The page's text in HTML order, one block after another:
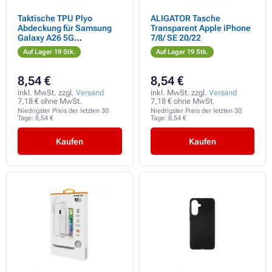
Taktische TPU Plyo
Abdeckung für Samsung
Galaxy A26 5G
Transparent
Auf Lager 19 Stk.
8,54 €
inkl. MwSt. zzgl. Versand
7,18 € ohne MwSt.
Niedrigster Preis der letzten 30
Tage: 8,54 €
Kaufen
ALIGATOR Tasche
Transparent Apple iPhone
7/8/ SE 20/22
Auf Lager 19 Stk.
8,54 €
inkl. MwSt. zzgl. Versand
7,18 € ohne MwSt.
Niedrigster Preis der letzten 30
Tage: 8,54 €
Kaufen